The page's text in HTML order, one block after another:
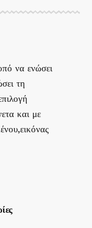
να ενώσει
τη
και με